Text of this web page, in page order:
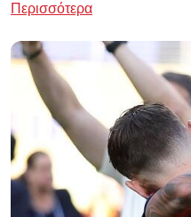
Περισσότερα